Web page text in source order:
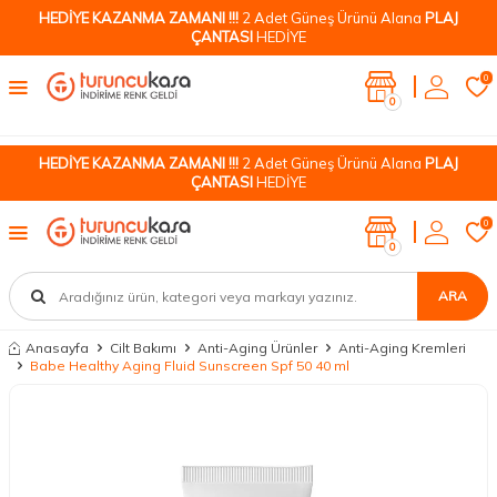
HEDİYE KAZANMA ZAMANI !!! 2 Adet Güneş Ürünü Alana PLAJ
ÇANTASIHEDİYE
0
0
HEDİYE KAZANMA ZAMANI !!! 2 Adet Güneş Ürünü Alana PLAJ
ÇANTASIHEDİYE
ARA
0
0
Anasayfa Cilt Bakımı Anti-Aging Ürünler
Anti-Aging Kremleri
Babe Healthy Aging Fluid Sunscreen Spf 50 40 ml